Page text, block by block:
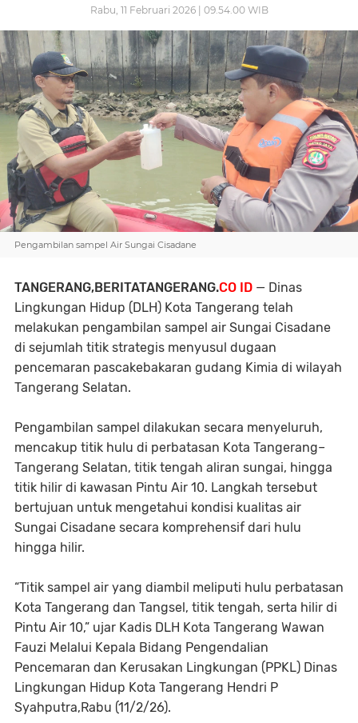
Rabu, 11 Februari 2026 | 09.54.00 WIB
Pengambilan sampel Air Sungai Cisadane
TANGERANG,BERITATANGERANG.CO ID — Dinas
Lingkungan Hidup (DLH) Kota Tangerang telah
melakukan pengambilan sampel air Sungai Cisadane
di sejumlah titik strategis menyusul dugaan
pencemaran pascakebakaran gudang Kimia di wilayah
Tangerang Selatan.
Pengambilan sampel dilakukan secara menyeluruh,
mencakup titik hulu di perbatasan Kota Tangerang–
Tangerang Selatan, titik tengah aliran sungai, hingga
titik hilir di kawasan Pintu Air 10. Langkah tersebut
bertujuan untuk mengetahui kondisi kualitas air
Sungai Cisadane secara komprehensif dari hulu
hingga hilir.
“Titik sampel air yang diambil meliputi hulu perbatasan
Kota Tangerang dan Tangsel, titik tengah, serta hilir di
Pintu Air 10,” ujar Kadis DLH Kota Tangerang Wawan
Fauzi Melalui Kepala Bidang Pengendalian
Pencemaran dan Kerusakan Lingkungan (PPKL) Dinas
Lingkungan Hidup Kota Tangerang Hendri P
Syahputra,Rabu (11/2/26).